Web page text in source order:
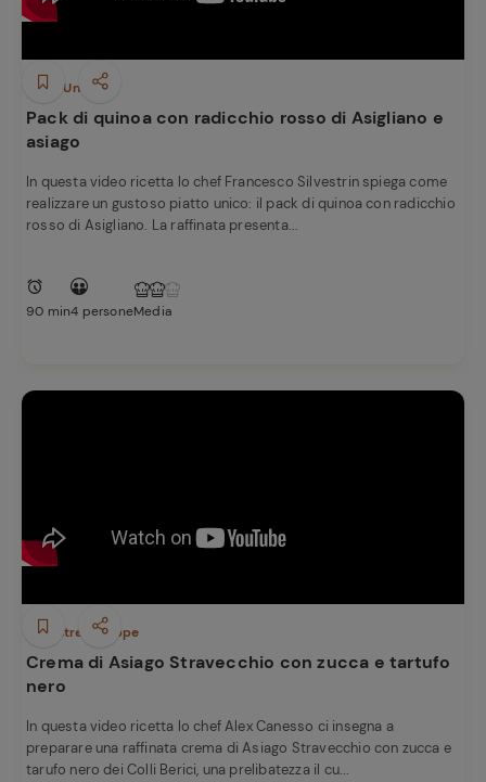
Piatti Unici
Pack di quinoa con radicchio rosso di Asigliano e
asiago
In questa video ricetta lo chef Francesco Silvestrin spiega come
realizzare un gustoso piatto unico: il pack di quinoa con radicchio
rosso di Asigliano. La raffinata presenta...
90 min4 personeMedia
Minestre e Zuppe
Crema di Asiago Stravecchio con zucca e tartufo
nero
In questa video ricetta lo chef Alex Canesso ci insegna a
preparare una raffinata crema di Asiago Stravecchio con zucca e
tarufo nero dei Colli Berici, una prelibatezza il cu...